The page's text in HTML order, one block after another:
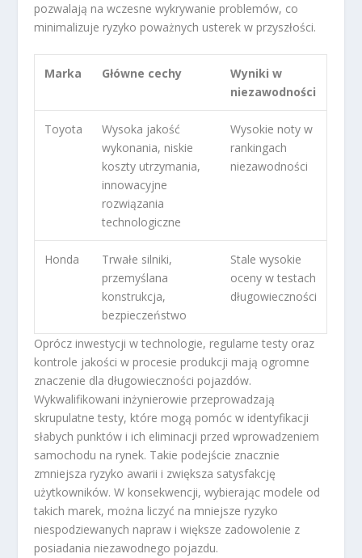
pozwalają na wczesne wykrywanie problemów, co
minimalizuje ryzyko poważnych usterek w przyszłości.
Marka Główne cechy
Wyniki w
niezawodności
Toyota
Wysoka jakość
wykonania, niskie
koszty utrzymania,
innowacyjne
rozwiązania
technologiczne
Wysokie noty w
rankingach
niezawodności
Honda
Trwałe silniki,
przemyślana
konstrukcja,
bezpieczeństwo
Stale wysokie
oceny w testach
długowieczności
Oprócz inwestycji w technologie, regularne testy oraz
kontrole jakości w procesie produkcji mają ogromne
znaczenie dla długowieczności pojazdów.
Wykwalifikowani inżynierowie przeprowadzają
skrupulatne testy, które mogą pomóc w identyfikacji
słabych punktów i ich eliminacji przed wprowadzeniem
samochodu na rynek. Takie podejście znacznie
zmniejsza ryzyko awarii i zwiększa satysfakcję
użytkowników. W konsekwencji, wybierając modele od
takich marek, można liczyć na mniejsze ryzyko
niespodziewanych napraw i większe zadowolenie z
posiadania niezawodnego pojazdu.